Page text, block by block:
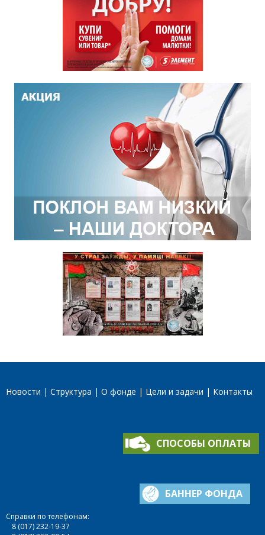
Новости Структура О фонде Цели и задачи Контакты
СПОСОБЫ ОПЛАТЫ
БАННЕР ФОНДА
Справки по телефонам:
8 (017) 232-19-37